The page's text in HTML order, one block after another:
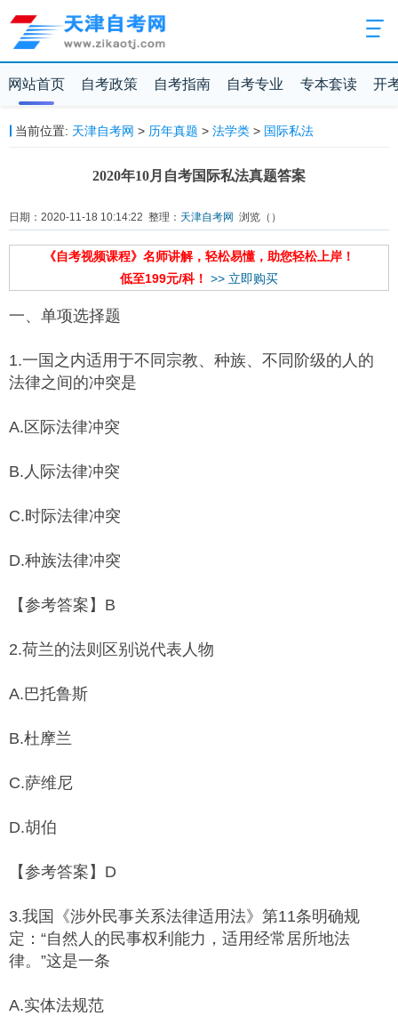
网站首页 自考政策 自考指南 自考专业 专本套读 开
当前位置: 天津自考网 > 历年真题 > 法学类> 国际私法
2020年10月自考国际私法真题答案
日期：2020-11-18 10:14:22 整理： 天津自考网 浏览（ ）
《自考视频课程》名师讲解，轻松易懂，助您轻松上岸！
低至199元/科！ >> 立即购买
一、单项选择题
1.一国之内适用于不同宗教、种族、不同阶级的人的
法律之间的冲突是
A.区际法律冲突
B.人际法律冲突
C.时际法律冲突
D.种族法律冲突
【参考答案】B
2.荷兰的法则区别说代表人物
A.巴托鲁斯
B.杜摩兰
C.萨维尼
D.胡伯
【参考答案】D
3.我国《涉外民事关系法律适用法》第11条明确规
定：“自然人的民事权利能力，适用经常居所地法
律。”这是一条
A.实体法规范